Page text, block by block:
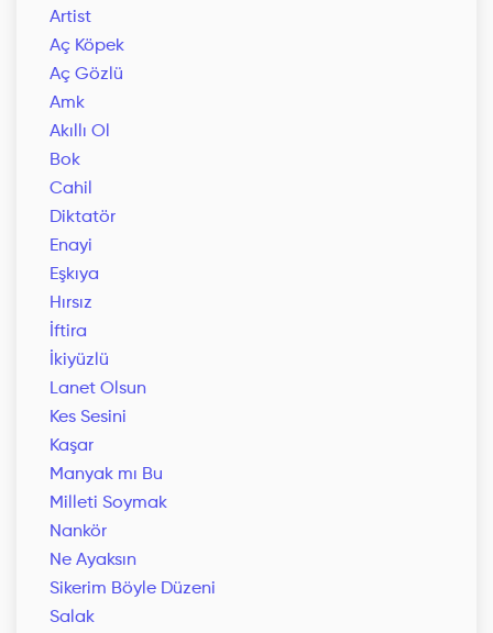
Artist
Aç Köpek
Aç Gözlü
Amk
Akıllı Ol
Bok
Cahil
Diktatör
Enayi
Eşkıya
Hırsız
İftira
İkiyüzlü
Lanet Olsun
Kes Sesini
Kaşar
Manyak mı Bu
Milleti Soymak
Nankör
Ne Ayaksın
Sikerim Böyle Düzeni
Salak